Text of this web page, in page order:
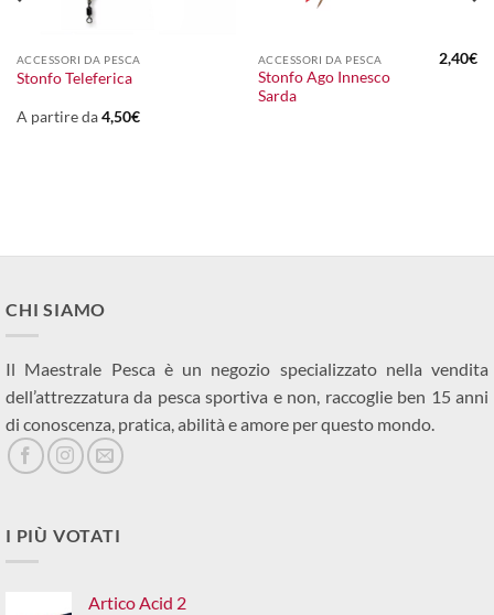
ACCESSORI DA PESCA
Stonfo Teleferica
A partire da4,50€
ACCESSORI DA PESCA
Stonfo Ago Innesco
Sarda
2,40€
CHI SIAMO
Il Maestrale Pesca è un negozio specializzato nella vendita
dell’attrezzatura da pesca sportiva e non, raccoglie ben 15 anni
di conoscenza, pratica, abilità e amore per questo mondo.
I PIÙ VOTATI
Artico Acid 2